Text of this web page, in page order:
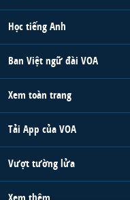
Học tiếng Anh
Ban Việt ngữ đài VOA
Xem toàn trang
Tải App của VOA
Vượt tường lửa